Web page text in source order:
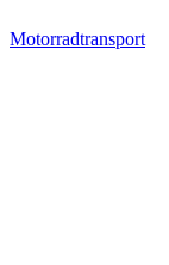
Motorradtransport